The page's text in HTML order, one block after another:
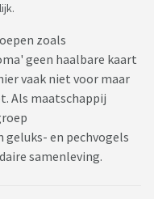
zoals
geen haalbare kaart
vaak niet voor maar
Als maatschappij
en pechvogels
samenleving.